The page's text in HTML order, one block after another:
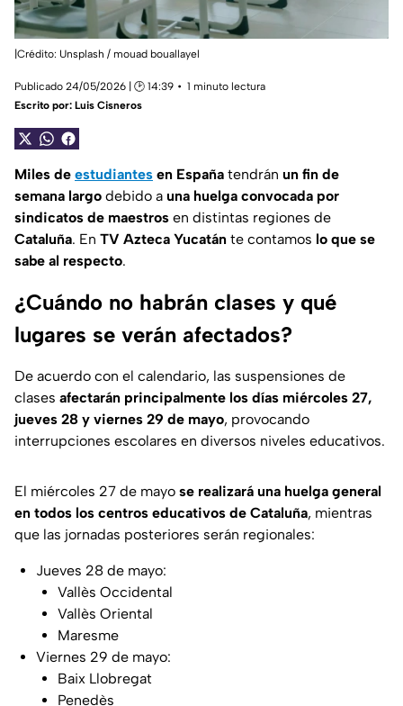
|Crédito: Unsplash / mouad bouallayel
Publicado 24/05/2026 | 🕑 14:39
1 minuto lectura
Escrito por: Luis Cisneros
Miles de estudiantes en España tendrán un fin de
semana largo debido a una huelga convocada por
sindicatos de maestros en distintas regiones de
Cataluña. En TV Azteca Yucatán te contamos lo que se
sabe al respecto.
¿Cuándo no habrán clases y qué
lugares se verán afectados?
De acuerdo con el calendario, las suspensiones de
clases afectarán principalmente los días miércoles 27,
jueves 28 y viernes 29 de mayo, provocando
interrupciones escolares en diversos niveles educativos.
El miércoles 27 de mayo se realizará una huelga general
en todos los centros educativos de Cataluña, mientras
que las jornadas posteriores serán regionales:
Jueves 28 de mayo:
Vallès Occidental
Vallès Oriental
Maresme
Viernes 29 de mayo:
Baix Llobregat
Penedès